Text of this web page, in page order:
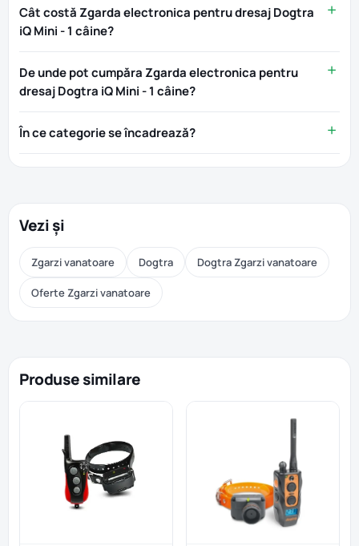
Cât costă Zgarda electronica pentru dresaj Dogtra
iQ Mini - 1 câine?
De unde pot cumpăra Zgarda electronica pentru
dresaj Dogtra iQ Mini - 1 câine?
În ce categorie se încadrează?
Vezi și
Zgarzi vanatoare Dogtra Dogtra Zgarzi vanatoare
Oferte Zgarzi vanatoare
Produse similare